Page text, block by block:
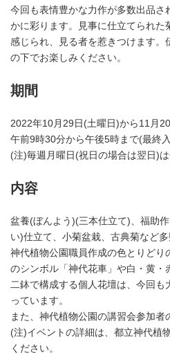
今回も表情豊かな力作が多数出品さ
かに彩ります。見事に仕立てられた
感じられ、見る者を惹きつけます。
の下でお楽しみください。
期間
2022年10月29日(土曜日)から11月
午前9時30分から午後5時まで(最終
(注)毎週月曜日(祝日の場合は翌日)
内容
盆養(ぼんよう)(三本仕立て)、福助
い)仕立て、小菊盆栽、古典菊など多
神代植物公園職員作成の色とりどり
のシンボル「神代花車」や白・黄・
二鉢で構成する個人花壇は、今回
っています。
また、神代植物公園の講習会参加者
(注)イベントの詳細は、都立神代植
ください。